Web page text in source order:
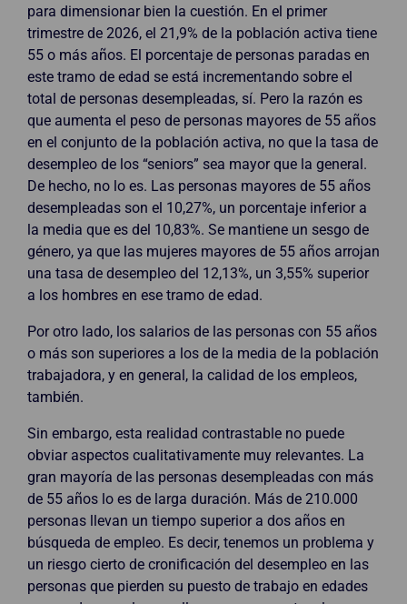
para dimensionar bien la cuestión. En el primer
trimestre de 2026, el 21,9% de la población activa tiene
55 o más años. El porcentaje de personas paradas en
este tramo de edad se está incrementando sobre el
total de personas desempleadas, sí. Pero la razón es
que aumenta el peso de personas mayores de 55 años
en el conjunto de la población activa, no que la tasa de
desempleo de los “seniors” sea mayor que la general.
De hecho, no lo es. Las personas mayores de 55 años
desempleadas son el 10,27%, un porcentaje inferior a
la media que es del 10,83%. Se mantiene un sesgo de
género, ya que las mujeres mayores de 55 años arrojan
una tasa de desempleo del 12,13%, un 3,55% superior
a los hombres en ese tramo de edad.
Por otro lado, los salarios de las personas con 55 años
o más son superiores a los de la media de la población
trabajadora, y en general, la calidad de los empleos,
también.
Sin embargo, esta realidad contrastable no puede
obviar aspectos cualitativamente muy relevantes. La
gran mayoría de las personas desempleadas con más
de 55 años lo es de larga duración. Más de 210.000
personas llevan un tiempo superior a dos años en
búsqueda de empleo. Es decir, tenemos un problema y
un riesgo cierto de cronificación del desempleo en las
personas que pierden su puesto de trabajo en edades